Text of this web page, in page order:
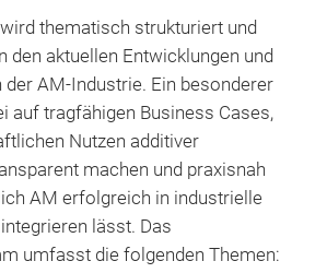
thematisch strukturiert und
den aktuellen Entwicklungen und
der AM-Industrie. Ein besonderer
auf tragfähigen Business Cases,
Nutzen additiver
machen und praxisnah
AM erfolgreich in industrielle
lässt. Das
umfasst die folgenden Themen: